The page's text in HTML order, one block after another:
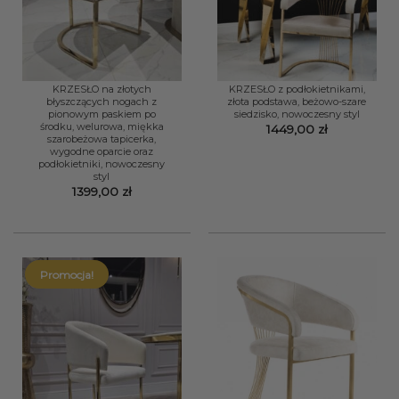
KRZESŁO na złotych
błyszczących nogach z
pionowym paskiem po
środku, welurowa, miękka
szarobeżowa tapicerka,
wygodne oparcie oraz
podłokietniki, nowoczesny
styl
1399,00 zł
KRZESŁO z podłokietnikami,
złota podstawa, beżowo-szare
siedzisko, nowoczesny styl
1449,00 zł
Promocja!